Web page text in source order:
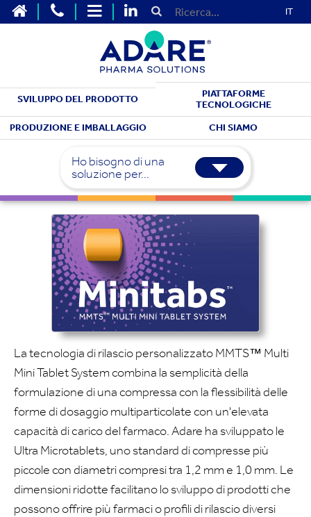
IT
SVILUPPO DEL PRODOTTO
PIATTAFORME
TECNOLOGICHE
PRODUZIONE E IMBALLAGGIO
CHI SIAMO
Ho bisogno di una
soluzione per...
Tecnologia Minitabs
La tecnologia di rilascio personalizzato MMTS™ Multi
Mini Tablet System combina la semplicità della
formulazione di una compressa con la flessibilità delle
forme di dosaggio multiparticolate con un'elevata
capacità di carico del farmaco. Adare ha sviluppato le
Ultra Microtablets, uno standard di compresse più
piccole con diametri compresi tra 1,2 mm e 1,0 mm. Le
dimensioni ridotte facilitano lo sviluppo di prodotti che
possono offrire più farmaci o profili di rilascio diversi